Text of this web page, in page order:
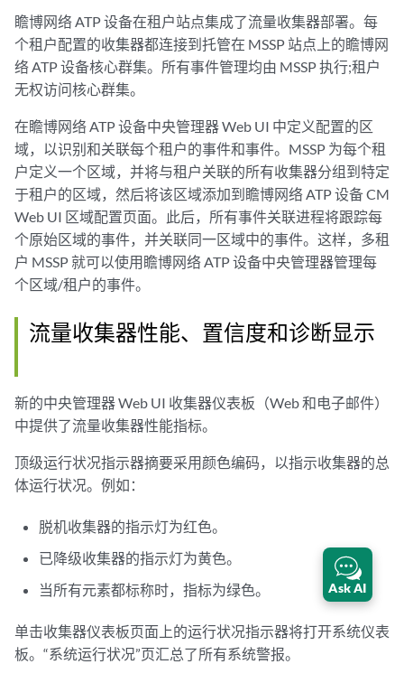
瞻博网络 ATP 设备在租户站点集成了流量收集器部署。每
个租户配置的收集器都连接到托管在 MSSP 站点上的瞻博网
络 ATP 设备核心群集。所有事件管理均由 MSSP 执行;租户
无权访问核心群集。
在瞻博网络 ATP 设备中央管理器 Web UI 中定义配置的区
域，以识别和关联每个租户的事件和事件。MSSP 为每个租
户定义一个区域，并将与租户关联的所有收集器分组到特定
于租户的区域，然后将该区域添加到瞻博网络 ATP 设备 CM
Web UI 区域配置页面。此后，所有事件关联进程将跟踪每
个原始区域的事件，并关联同一区域中的事件。这样，多租
户 MSSP 就可以使用瞻博网络 ATP 设备中央管理器管理每
个区域/租户的事件。
流量收集器性能、置信度和诊断显示
新的中央管理器 Web UI 收集器仪表板（Web 和电子邮件）
中提供了流量收集器性能指标。
顶级运行状况指示器摘要采用颜色编码，以指示收集器的总
体运行状况。例如：
脱机收集器的指示灯为红色。
已降级收集器的指示灯为黄色。
当所有元素都标称时，指标为绿色。
单击收集器仪表板页面上的运行状况指示器将打开系统仪表
板。“系统运行状况”页汇总了所有系统警报。
Ask AI